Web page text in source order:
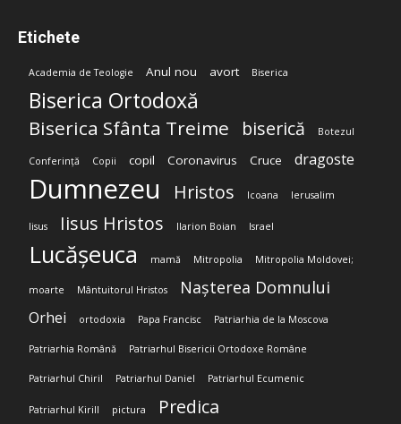
Etichete
Academia de Teologie Anul nou avort Biserica
Biserica Ortodoxă
Biserica Sfânta Treime biserică Botezul
Conferință Copii copil Coronavirus Cruce dragoste
Dumnezeu Hristos Icoana Ierusalim
Iisus Iisus Hristos Ilarion Boian Israel
Lucășeuca mamă Mitropolia Mitropolia Moldovei;
moarte Mântuitorul Hristos Nașterea Domnului
Orhei ortodoxia Papa Francisc Patriarhia de la Moscova
Patriarhia Română Patriarhul Bisericii Ortodoxe Române
Patriarhul Chiril Patriarhul Daniel Patriarhul Ecumenic
Patriarhul Kirill pictura Predica